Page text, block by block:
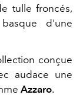
tulle froncés,
d'une
conçue
audace une
Azzaro.